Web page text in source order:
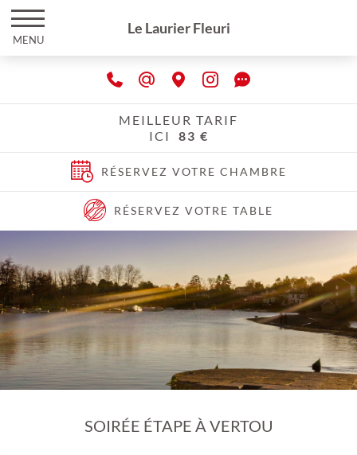
MENU
Le Laurier Fleuri
MEILLEUR TARIF
ICI
83 €
RÉSERVEZ VOTRE CHAMBRE
RÉSERVEZ VOTRE TABLE
SOIRÉE ÉTAPE À VERTOU